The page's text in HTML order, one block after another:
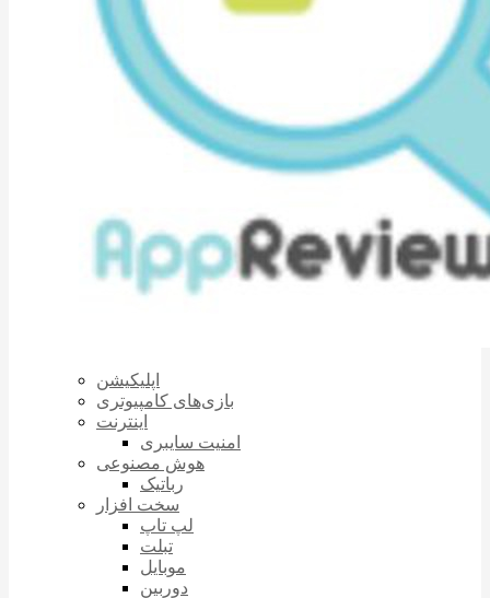
اپلیکیشن
بازی‌های کامپیوتری
اینترنت
امنیت سایبری
هوش مصنوعی
رباتیک
سخت افزار
لپ تاپ
تبلت
موبایل
دوربین